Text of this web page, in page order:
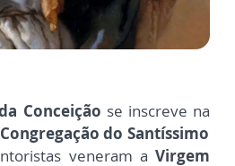
Conceição se inscreve na
do Santíssimo
veneram a Virgem